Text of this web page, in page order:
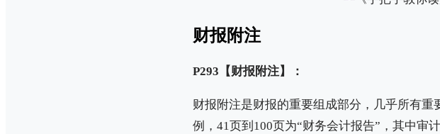
财报附注
P293【财报附注】：
财报附注是财报的重要组成部分，几乎所有
例，41页到100页为“财务会计报告”，其中审